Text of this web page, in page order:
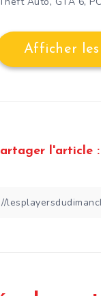
Afficher
l'article :